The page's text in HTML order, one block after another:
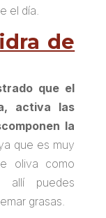
el día.
de
que el
activa las
la
que es muy
oliva como
allí puedes
grasas.